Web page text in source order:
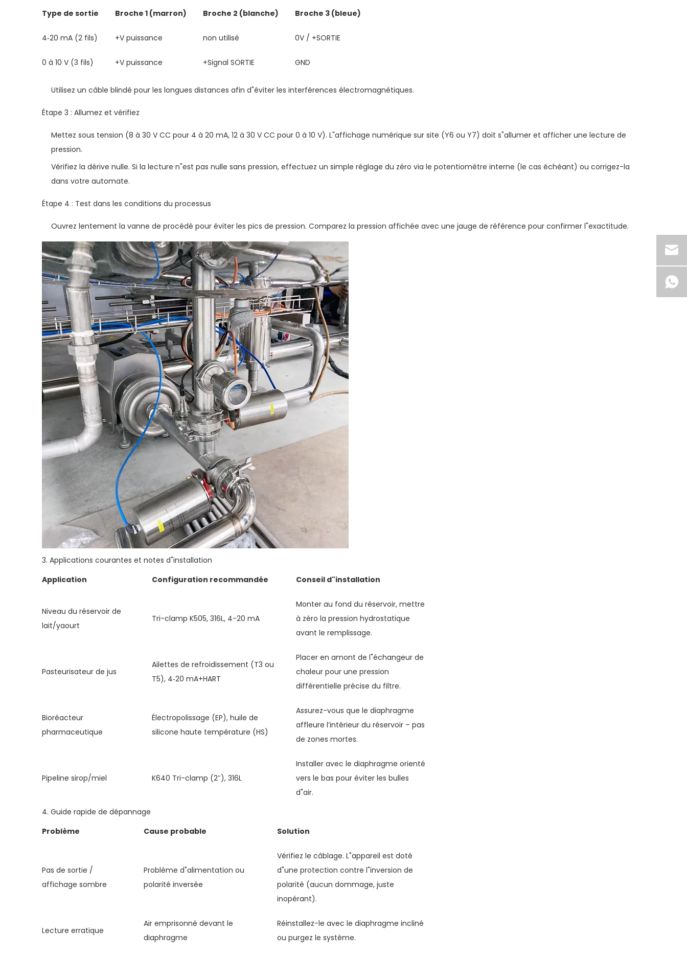
Type de sortie Broche 1 (marron) Broche 2 (blanche) Broche 3 (bleue)
4‑20 mA (2 fils) +V puissance non utilisé 0V / +SORTIE
0 à 10 V (3 fils) +V puissance +Signal SORTIE GND
Utilisez un câble blindé pour les longues distances afin d"éviter les interférences électromagnétiques.
Étape 3 : Allumez et vérifiez
Mettez sous tension (8 à 30 V CC pour 4 à 20 mA, 12 à 30 V CC pour 0 à 10 V). L"affichage numérique sur site (Y6 ou Y7) doit s"allumer et afficher une lecture de
pression.
Vérifiez la dérive nulle. Si la lecture n"est pas nulle sans pression, effectuez un simple réglage du zéro via le potentiomètre interne (le cas échéant) ou corrigez-la
dans votre automate.
Étape 4 : Test dans les conditions du processus
Ouvrez lentement la vanne de procédé pour éviter les pics de pression. Comparez la pression affichée avec une jauge de référence pour confirmer l"exactitude.
3. Applications courantes et notes d"installation
Application
Configuration recommandée Conseil d"installation
Niveau du réservoir de
lait/yaourt
Tri-clamp K505, 316L, 4-20 mA
Monter au fond du réservoir, mettre
à zéro la pression hydrostatique
avant le remplissage.
Pasteurisateur de jus
Ailettes de refroidissement (T3 ou
T5), 4‑20 mA+HART
Placer en amont de l"échangeur de
chaleur pour une pression
différentielle précise du filtre.
Bioréacteur
pharmaceutique
Électropolissage (EP), huile de
silicone haute température (HS)
Assurez-vous que le diaphragme
affleure l’intérieur du réservoir – pas
de zones mortes.
Pipeline sirop/miel K640 Tri-clamp (2″), 316L
Installer avec le diaphragme orienté
vers le bas pour éviter les bulles
d"air.
4. Guide rapide de dépannage
Problème
Cause probable Solution
Pas de sortie /
affichage sombre
Problème d"alimentation ou
polarité inversée
Vérifiez le câblage. L"appareil est doté
d"une protection contre l"inversion de
polarité (aucun dommage, juste
inopérant).
Lecture erratique
Air emprisonné devant le
diaphragme
Réinstallez-le avec le diaphragme incliné
ou purgez le système.